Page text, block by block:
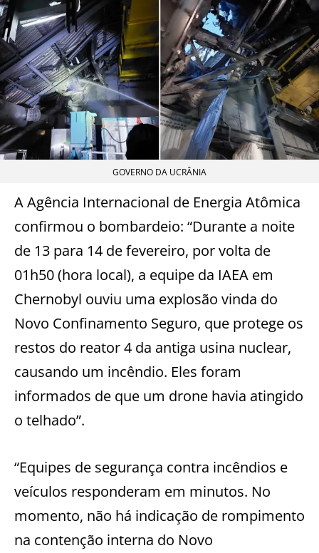
GOVERNO DA UCRÂNIA
A Agência Internacional de Energia Atômica
confirmou o bombardeio: “Durante a noite
de 13 para 14 de fevereiro, por volta de
01h50 (hora local), a equipe da IAEA em
Chernobyl ouviu uma explosão vinda do
Novo Confinamento Seguro, que protege os
restos do reator 4 da antiga usina nuclear,
causando um incêndio. Eles foram
informados de que um drone havia atingido
o telhado”.
“Equipes de segurança contra incêndios e
veículos responderam em minutos. No
momento, não há indicação de rompimento
na contenção interna do Novo